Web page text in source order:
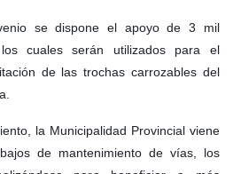
se dispone el apoyo de 3 mil
cuales serán utilizados para el
de las trochas carrozables del
la Municipalidad Provincial viene
de mantenimiento de vías, los